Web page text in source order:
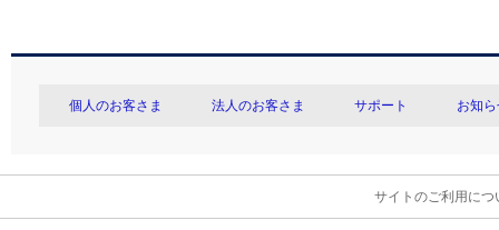
個人のお客さま 法人のお客さま サポート お知
サイトのご利用につ